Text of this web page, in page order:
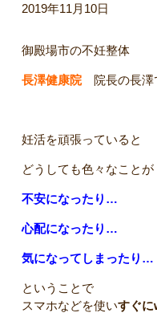
2019年11月10日
御殿場市の不妊整体
長澤健康院院長の長澤
妊活を頑張っていると
どうしても色々なことが
不安になったり…
心配になったり…
気になってしまったり…
ということで
スマホなどを使いすぐ